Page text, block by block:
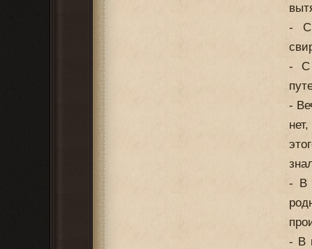
- С
- С
-
- В
- В